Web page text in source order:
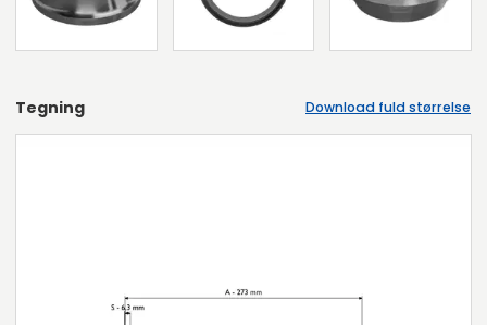
Tegning Download fuld størrelse